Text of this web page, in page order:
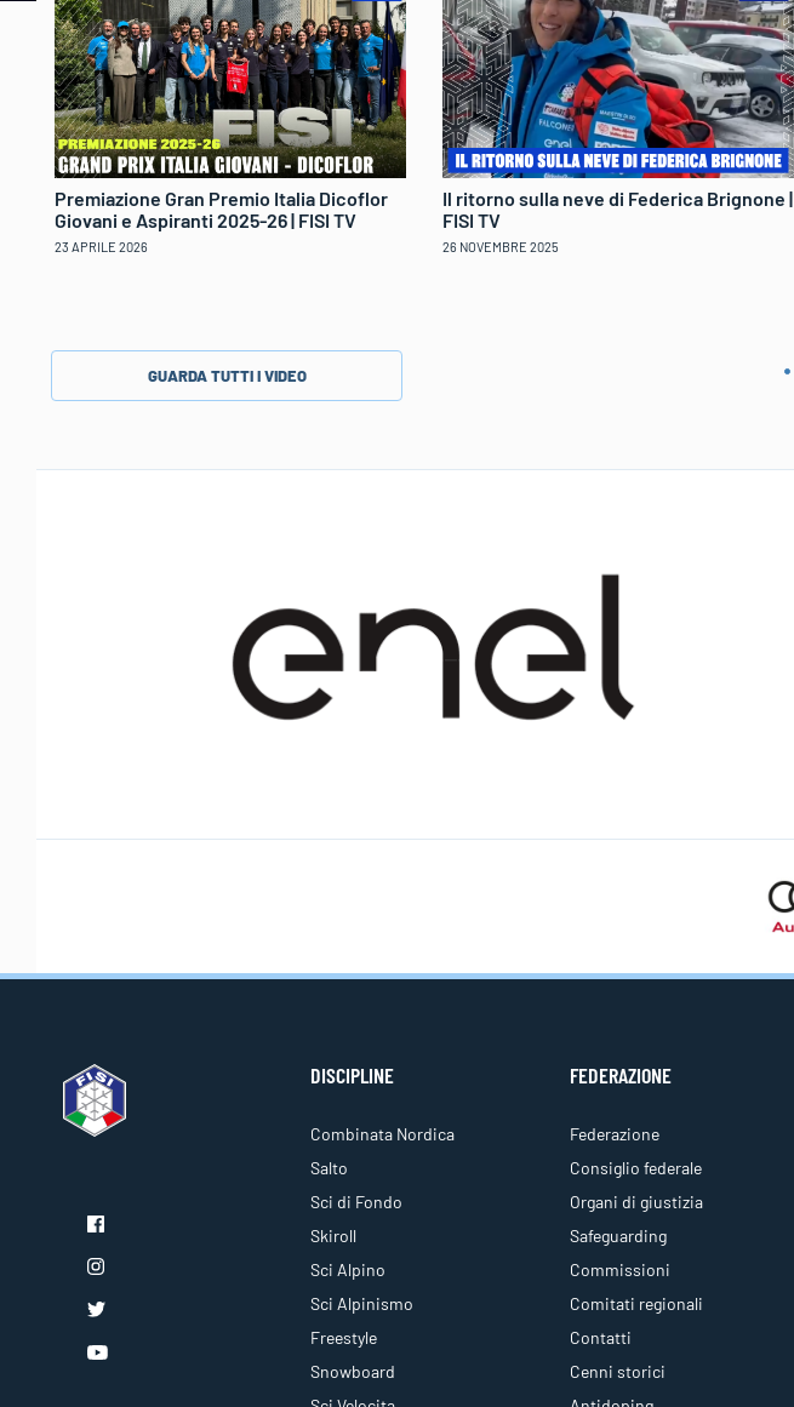
Premiazione Gran Premio Italia Dicoflor
Giovani e Aspiranti 2025-26 | FISI TV
23 APRILE 2026
Il ritorno sulla neve di Federica Brignone |
FISI TV
26 NOVEMBRE 2025
GUARDA TUTTI I VIDEO
DISCIPLINE
Combinata Nordica
Salto
Sci di Fondo
Skiroll
Sci Alpino
Sci Alpinismo
Freestyle
Snowboard
FEDERAZIONE
Federazione
Consiglio federale
Organi di giustizia
Safeguarding
Commissioni
Comitati regionali
Contatti
Cenni storici